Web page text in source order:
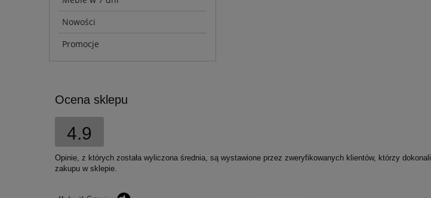
Nowości
Promocje
Ocena sklepu
4.9
Opinie, z których została wyliczona średnia, są wystawione przez zweryfikowanych klientów, którzy dokonali
zakupu w sklepie.